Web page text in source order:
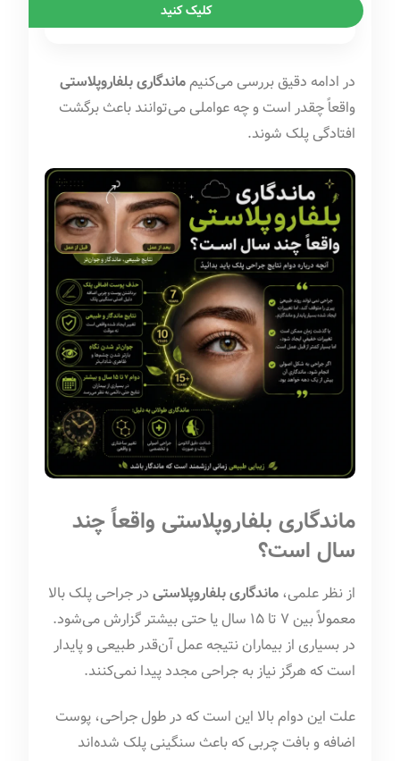
کلیک کنید
در ادامه دقیق بررسی می‌کنیمماندگاری بلفاروپلاستی
واقعاً چقدر است و چه عواملی می‌توانند باعث برگشت
افتادگی پلک شوند.
ماندگاری بلفاروپلاستی واقعاً چند
سال است؟
از نظر علمی،ماندگاری بلفاروپلاستی در جراحی پلک بالا
معمولاً بین ۷ تا ۱۵ سال یا حتی بیشتر گزارش می‌شود.
در بسیاری از بیماران نتیجه عمل آن‌قدر طبیعی و پایدار
است که هرگز نیاز به جراحی مجدد پیدا نمی‌کنند.
علت این دوام بالا این است که در طول جراحی، پوست
اضافه و بافت چربی که باعث سنگینی پلک شده‌اند